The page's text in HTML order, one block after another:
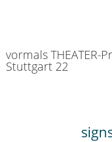
vormals THEATER-
Stuttgart 22